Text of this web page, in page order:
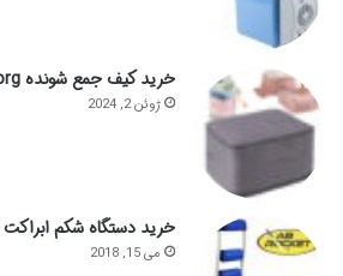
خرید کیف جمع شونده org
ژوئن 2, 2024
خرید دستگاه شکم ابراکت AB Rocket
می 15, 2018